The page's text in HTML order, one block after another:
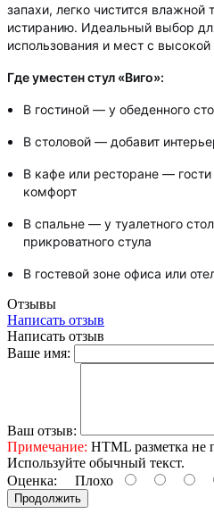
запахи, легко чистится влажной
истиранию. Идеальный выбор
использования и мест с
Где уместен стул «Виго»:
В гостиной — у обеденного
В столовой — добавит
В кафе или ресторане —
комфорт
В спальне — у туалетного
прикроватного стула
В гостевой зоне офиса или
Отзывы
Написать отзыв
Написать отзыв
Ваше имя:
Ваш отзыв:
Примечание: HTML разметка не
Используйте обычный текст.
Оценка: Плохо
Продолжить